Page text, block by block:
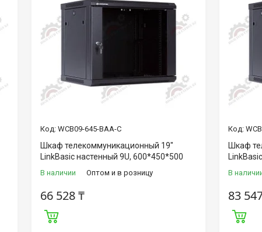
WCB09-645-BAA-C
Шкаф телекоммуникационный 19"
LinkBasic настенный 9U, 600*450*500
В наличии Оптом и в розницу
66 528 ₸
Шкаф
В
83